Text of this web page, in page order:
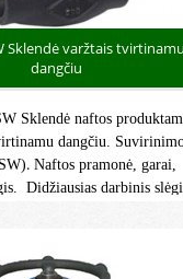
Sklendė varžtais tvirtinamu
dangčiu
Sklendė naftos
dangčiu.
. Naftos pramonė, garai,
Didžiausias darbinis